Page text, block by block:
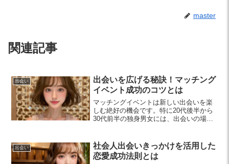
master
関連記事
出会い
出会いを広げる秘訣！マッチング
イベント成功のコツとは
マッチングイベントは新しい出会いを楽
しむ絶好の機会です。特に20代後半から
30代前半の独身男女には、出会いの場を
します。
出会い
社会人出会いきっかけを活用した
恋愛成功法則とは